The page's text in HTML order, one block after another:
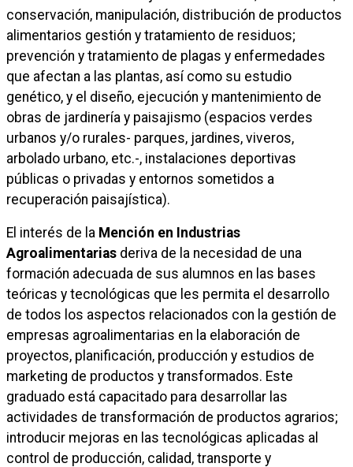
conservación, manipulación, distribución de productos
alimentarios gestión y tratamiento de residuos;
prevención y tratamiento de plagas y enfermedades
que afectan a las plantas, así como su estudio
genético, y el diseño, ejecución y mantenimiento de
obras de jardinería y paisajismo (espacios verdes
urbanos y/o rurales- parques, jardines, viveros,
arbolado urbano, etc.-, instalaciones deportivas
públicas o privadas y entornos sometidos a
recuperación paisajística).
El interés de la Mención en Industrias
Agroalimentarias deriva de la necesidad de una
formación adecuada de sus alumnos en las bases
teóricas y tecnológicas que les permita el desarrollo
de todos los aspectos relacionados con la gestión de
empresas agroalimentarias en la elaboración de
proyectos, planificación, producción y estudios de
marketing de productos y transformados. Este
graduado está capacitado para desarrollar las
actividades de transformación de productos agrarios;
introducir mejoras en las tecnológicas aplicadas al
control de producción, calidad, transporte y